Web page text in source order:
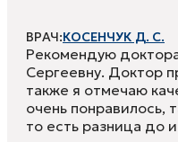
ВРАЧ:КОСЕНЧУК Д. С.
Рекомендую
Сергеевну. Доктор
также я отмечаю
очень понравилось,
то есть разница до